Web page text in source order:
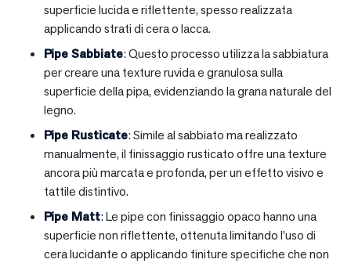
superficie lucida e riflettente, spesso realizzata
applicando strati di cera o lacca.
Pipe Sabbiate: Questo processo utilizza la sabbiatura
per creare una texture ruvida e granulosa sulla
superficie della pipa, evidenziando la grana naturale del
legno.
Pipe Rusticate: Simile al sabbiato ma realizzato
manualmente, il finissaggio rusticato offre una texture
ancora più marcata e profonda, per un effetto visivo e
tattile distintivo.
Pipe Matt: Le pipe con finissaggio opaco hanno una
superficie non riflettente, ottenuta limitando l’uso di
cera lucidante o applicando finiture specifiche che non